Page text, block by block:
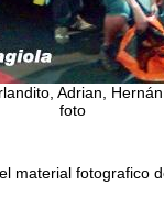
Adrian,
foto
material fotografico